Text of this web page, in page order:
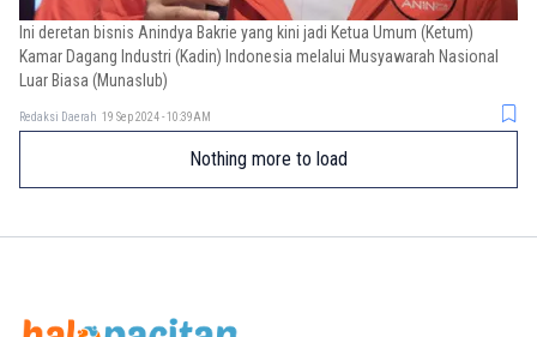
Ini deretan bisnis Anindya Bakrie yang kini jadi Ketua Umum (Ketum)
Kamar Dagang Industri (Kadin) Indonesia melalui Musyawarah Nasional
Luar Biasa (Munaslub)
Redaksi Daerah 19 Sep 2024 - 10:39AM
Nothing more to load